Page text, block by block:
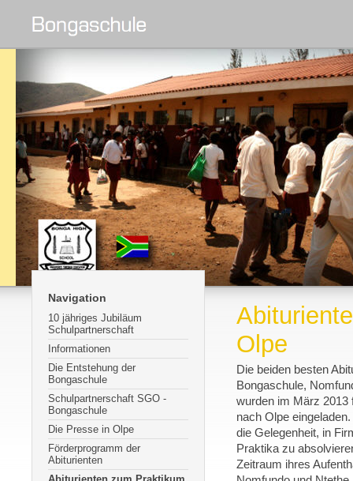
Navigation
10 jähriges Jubiläum
Schulpartnerschaft
Informationen
Die Entstehung der
Bongaschule
Schulpartnerschaft SGO -
Bongaschule
Die Presse in Olpe
Förderprogramm der
Abiturienten
Olpe
Die beiden besten
Bongaschule,
wurden im März 2013
nach Olpe
die Gelegenheit, in
Praktika zu
Zeitraum ihres